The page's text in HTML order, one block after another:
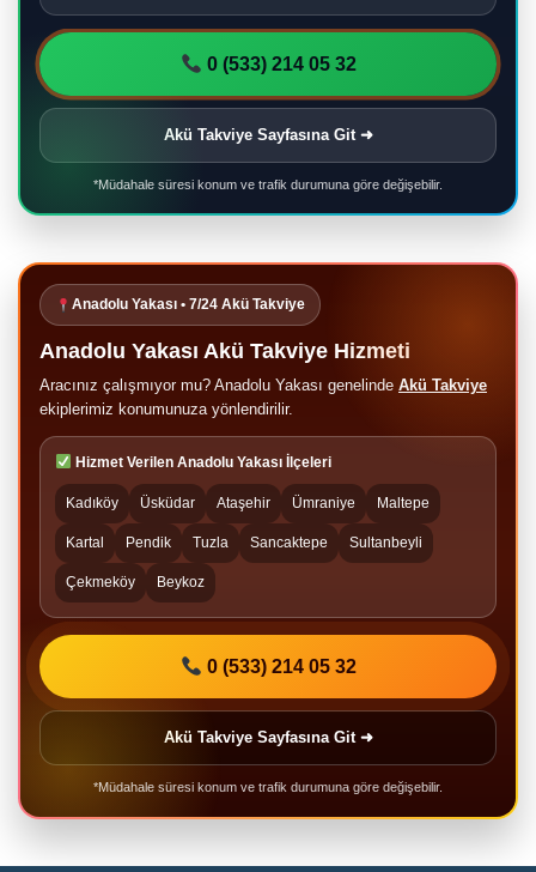
0 (533) 214 05 32
Akü Takviye Sayfasına Git ➜
*Müdahale süresi konum ve trafik durumuna göre değişebilir.
Anadolu Yakası • 7/24 Akü Takviye
Anadolu Yakası Akü Takviye Hizmeti
Aracınız çalışmıyor mu? Anadolu Yakası genelinde Akü Takviye
ekiplerimiz konumunuza yönlendirilir.
Hizmet Verilen Anadolu Yakası İlçeleri
Kadıköy Üsküdar Ataşehir Ümraniye Maltepe
Kartal Pendik Tuzla Sancaktepe Sultanbeyli
Çekmeköy Beykoz
0 (533) 214 05 32
Akü Takviye Sayfasına Git ➜
*Müdahale süresi konum ve trafik durumuna göre değişebilir.